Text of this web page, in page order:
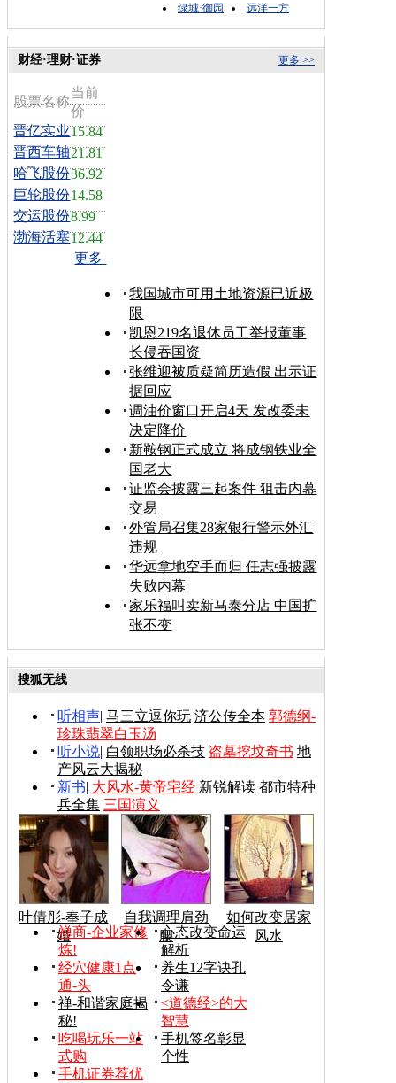
绿城·御园
远洋一方
更多 >>
财经·理财·证券
股票名称
当前
价
晋亿实业15.84
晋西车轴21.81
哈飞股份36.92
巨轮股份14.58
交运股份8.99
渤海活塞12.44
更多
我国城市可用土地资源已近极
限
凯恩219名退休员工举报董事
长侵吞国资
张维迎被质疑简历造假 出示证
据回应
调油价窗口开启4天 发改委未
决定降价
新鞍钢正式成立 将成钢铁业全
国老大
证监会披露三起案件 狙击内幕
交易
外管局召集28家银行警示外汇
违规
华远拿地空手而归 任志强披露
失败内幕
家乐福叫卖新马泰分店 中国扩
张不变
搜狐无线
听相声| 马三立逗你玩 济公传全本 郭德纲-
珍珠翡翠白玉汤
听小说| 白领职场必杀技 盗墓挖坟奇书 地
产风云大揭秘
新书| 大风水-黄帝宅经 新锐解读 都市特种
兵全集 三国演义
叶倩彤-奉子成
婚
自我调理肩劲
腰
如何改变居家
风水
禅商-企业家修
炼!
心态改变命运
解析
经穴健康1点
通-头
养生12字诀孔
令谦
禅-和谐家庭揭
秘!
<道德经>的大
智慧
吃喝玩乐一站
式购
手机签名彰显
个性
手机证券荐优